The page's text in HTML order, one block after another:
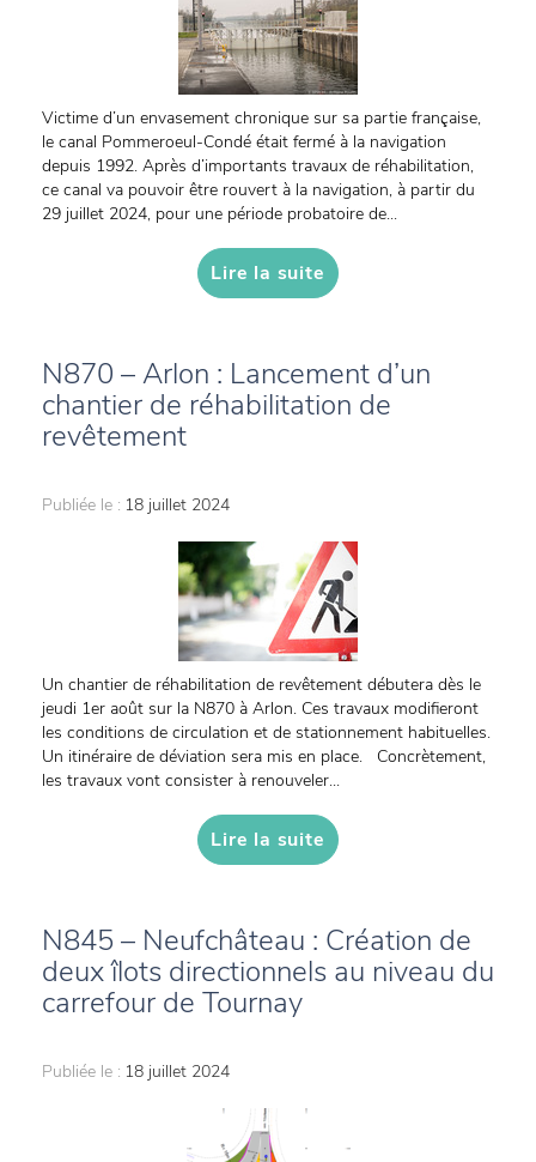
Victime d’un envasement chronique sur sa partie française,
le canal Pommeroeul-Condé était fermé à la navigation
depuis 1992. Après d’importants travaux de réhabilitation,
ce canal va pouvoir être rouvert à la navigation, à partir du
29 juillet 2024, pour une période probatoire de...
Lire la suite
N870 – Arlon : Lancement d’un
chantier de réhabilitation de
revêtement
Publiée le : 18 juillet 2024
Un chantier de réhabilitation de revêtement débutera dès le
jeudi 1er août sur la N870 à Arlon. Ces travaux modifieront
les conditions de circulation et de stationnement habituelles.
Un itinéraire de déviation sera mis en place. Concrètement,
les travaux vont consister à renouveler...
Lire la suite
N845 – Neufchâteau : Création de
deux îlots directionnels au niveau du
carrefour de Tournay
Publiée le : 18 juillet 2024